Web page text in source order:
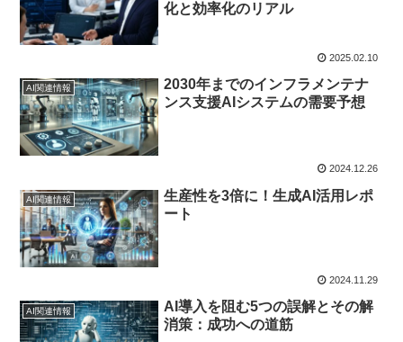
化と効率化のリアル
2025.02.10
AI関連情報
2030年までのインフラメンテナ
ンス支援AIシステムの需要予想
2024.12.26
AI関連情報
生産性を3倍に！生成AI活用レポ
ート
2024.11.29
AI関連情報
AI導入を阻む5つの誤解とその解
消策：成功への道筋